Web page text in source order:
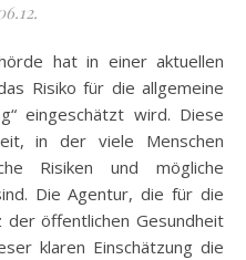
Risiko für die allgemeine
eingeschätzt wird. Diese
in der viele Menschen
Risiken und mögliche
Die Agentur, die für die
der öffentlichen Gesundheit
klaren Einschätzung die